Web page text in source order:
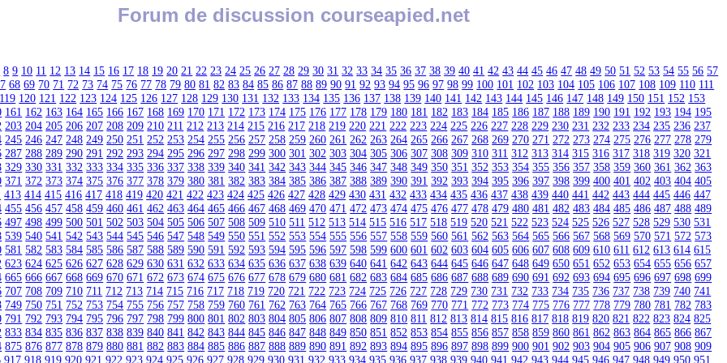
Forum de discussion courseapied.net
8 9 10 11 12 13 14 15 16 17 18 19 20 21 22 23 24 25 26 27 28 29 30 31 32 33 34 35 36 37 38 39 40 41 42 43 44 45 46 47 48 49 50 51 52 53 54 55 56 57
68 69 70 71 72 73 74 75 76 77 78 79 80 81 82 83 84 85 86 87 88 89 90 91 92 93 94 95 96 97 98 99 100 101 102 103 104 105 106 107 108 109 110 111
119 120 121 122 123 124 125 126 127 128 129 130 131 132 133 134 135 136 137 138 139 140 141 142 143 144 145 146 147 148 149 150 151 152 153
161 162 163 164 165 166 167 168 169 170 171 172 173 174 175 176 177 178 179 180 181 182 183 184 185 186 187 188 189 190 191 192 193 194 195
203 204 205 206 207 208 209 210 211 212 213 214 215 216 217 218 219 220 221 222 223 224 225 226 227 228 229 230 231 232 233 234 235 236 237
245 246 247 248 249 250 251 252 253 254 255 256 257 258 259 260 261 262 263 264 265 266 267 268 269 270 271 272 273 274 275 276 277 278 279
287 288 289 290 291 292 293 294 295 296 297 298 299 300 301 302 303 304 305 306 307 308 309 310 311 312 313 314 315 316 317 318 319 320 321
329 330 331 332 333 334 335 336 337 338 339 340 341 342 343 344 345 346 347 348 349 350 351 352 353 354 355 356 357 358 359 360 361 362 363
371 372 373 374 375 376 377 378 379 380 381 382 383 384 385 386 387 388 389 390 391 392 393 394 395 396 397 398 399 400 401 402 403 404 405
413 414 415 416 417 418 419 420 421 422 423 424 425 426 427 428 429 430 431 432 433 434 435 436 437 438 439 440 441 442 443 444 445 446 447
455 456 457 458 459 460 461 462 463 464 465 466 467 468 469 470 471 472 473 474 475 476 477 478 479 480 481 482 483 484 485 486 487 488 489
497 498 499 500 501 502 503 504 505 506 507 508 509 510 511 512 513 514 515 516 517 518 519 520 521 522 523 524 525 526 527 528 529 530 531
539 540 541 542 543 544 545 546 547 548 549 550 551 552 553 554 555 556 557 558 559 560 561 562 563 564 565 566 567 568 569 570 571 572 573
581 582 583 584 585 586 587 588 589 590 591 592 593 594 595 596 597 598 599 600 601 602 603 604 605 606 607 608 609 610 611 612 613 614 615
623 624 625 626 627 628 629 630 631 632 633 634 635 636 637 638 639 640 641 642 643 644 645 646 647 648 649 650 651 652 653 654 655 656 657
665 666 667 668 669 670 671 672 673 674 675 676 677 678 679 680 681 682 683 684 685 686 687 688 689 690 691 692 693 694 695 696 697 698 699
707 708 709 710 711 712 713 714 715 716 717 718 719 720 721 722 723 724 725 726 727 728 729 730 731 732 733 734 735 736 737 738 739 740 741
749 750 751 752 753 754 755 756 757 758 759 760 761 762 763 764 765 766 767 768 769 770 771 772 773 774 775 776 777 778 779 780 781 782 783
791 792 793 794 795 796 797 798 799 800 801 802 803 804 805 806 807 808 809 810 811 812 813 814 815 816 817 818 819 820 821 822 823 824 825
833 834 835 836 837 838 839 840 841 842 843 844 845 846 847 848 849 850 851 852 853 854 855 856 857 858 859 860 861 862 863 864 865 866 867
875 876 877 878 879 880 881 882 883 884 885 886 887 888 889 890 891 892 893 894 895 896 897 898 899 900 901 902 903 904 905 906 907 908 909
917 918 919 920 921 922 923 924 925 926 927 928 929 930 931 932 933 934 935 936 937 938 939 940 941 942 943 944 945 946 947 948 949 950 951